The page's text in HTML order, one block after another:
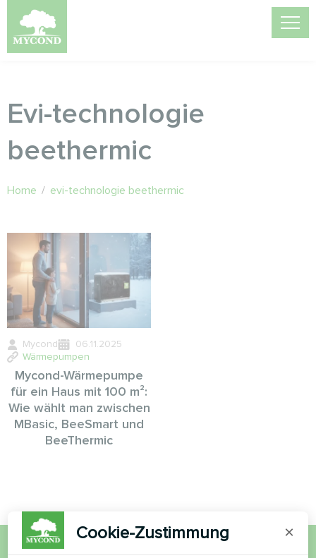
Evi-technologie
beethermic
Home / evi-technologie beethermic
Mycond
06.11.2025
Wärmepumpen
Mycond-Wärmepumpe
für ein Haus mit 100 m²:
Wie wählt man zwischen
MBasic, BeeSmart und
BeeThermic
Cookie-Zustimmung ×